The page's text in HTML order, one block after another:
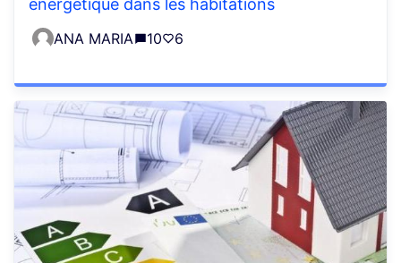
énergétique dans les habitations
ANA MARIA 10 6